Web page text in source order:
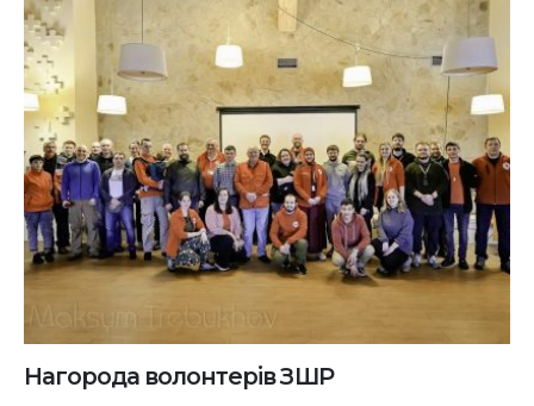
Нагорода волонтерів ЗШР